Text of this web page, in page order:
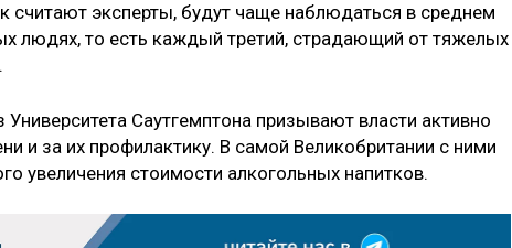
считают эксперты, будут чаще наблюдаться в среднем
людях, то есть каждый третий, страдающий от тяжелых
Саутгемптона призывают власти активно
и за их профилактику. В самой Великобритании с ними
увеличения стоимости алкогольных напитков.